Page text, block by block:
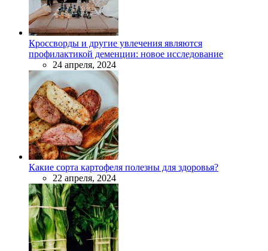
Кроссворды и другие увлечения являются
профилактикой деменции: новое исследование
24 апреля, 2024
Какие сорта картофеля полезны для здоровья?
22 апреля, 2024